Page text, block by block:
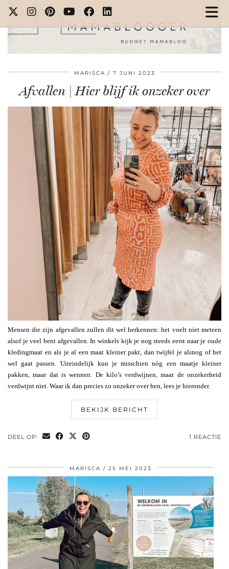
MARISCA 7 JUNI 2023
Afvallen | Hier blijf ik onzeker over
Mensen die zijn afgevallen zullen dit wel herkennen: het voelt niet meteen
alsof je veel bent afgevallen. In winkels kijk je nog steeds eerst naar je oude
kledingmaat en als je al een maat kleiner pakt, dan twijfel je alsnog of het
wel gaat passen. Uiteindelijk kun je misschien nóg een maatje kleiner
pakken, maar dat is wennen. De kilo’s verdwijnen, maar de onzekerheid
verdwijnt niet. Waar ik dan precies zo onzeker over ben, lees je hieronder.
BEKIJK BERICHT
DEEL OP: 1 REACTIE
MARISCA 25 MEI 2023